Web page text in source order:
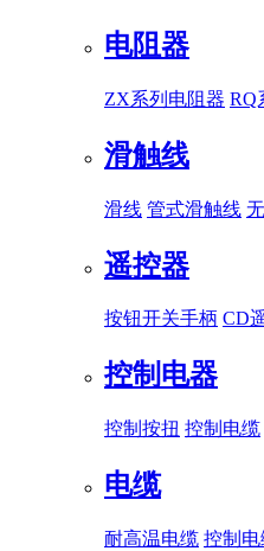
电阻器
ZX系列电阻器 RQ
滑触线
滑线 管式滑触线
遥控器
按钮开关手柄 CD
控制电器
控制按扭 控制电缆
电缆
耐高温电缆 控制电